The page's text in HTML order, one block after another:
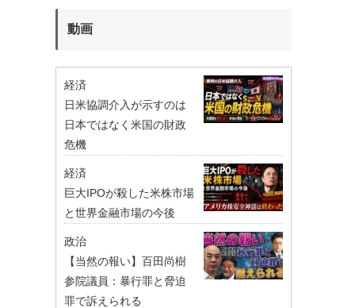
動画
経済
日米協調介入が示すのは
日本ではなく米国の財政
危機
経済
巨大IPOが殺した米株市場
と世界金融市場の今後
政治
【当然の報い】百田尚樹
参院議員：暴行罪と脅迫
罪で訴えられる